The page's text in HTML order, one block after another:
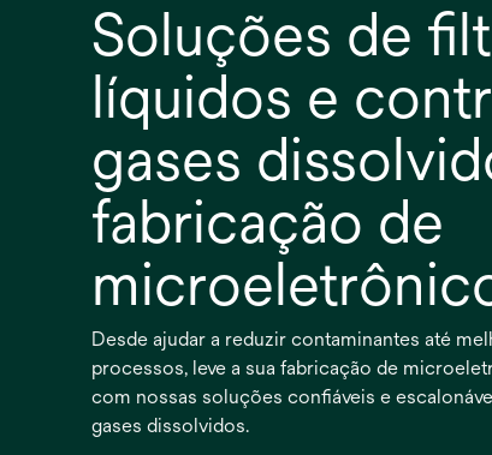
Soluções de
líquidos e
gases
fabricação de
Desde ajudar a reduzir contaminantes até
processos, leve a sua fabricação de
com nossas soluções confiáveis e
gases dissolvidos.